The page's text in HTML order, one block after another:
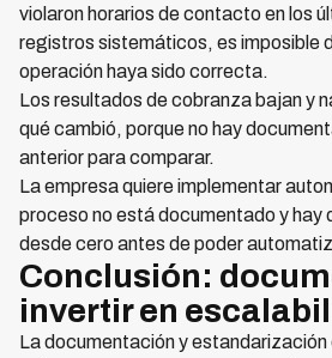
violaron horarios de contacto en los
registros sistemáticos, es imposible
operación haya sido correcta.
Los resultados de cobranza bajan y
qué cambió, porque no hay
anterior para comparar.
La empresa quiere implementar
proceso no está documentado y hay
desde cero antes de poder
Conclusión:
invertir en
La documentación y